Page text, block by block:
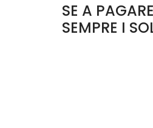
SE A
SEMPRE I